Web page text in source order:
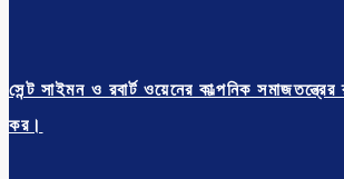
সেন্ট সাইমন ও রবার্ট ওয়েনের কাল্পনিক
কর।